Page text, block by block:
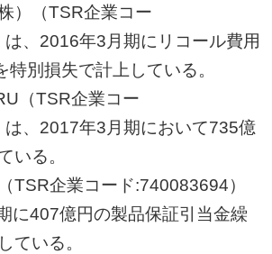
）（TSR企業コー
は、2016年3月期にリコール費用
特別損失で計上している。
（TSR企業コー
は、2017年3月期において735億
いる。
TSR企業コード:740083694）
に407億円の製品保証引当金繰
ている。